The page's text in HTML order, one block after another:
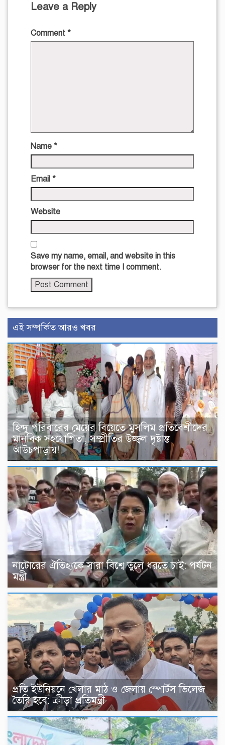
Leave a Reply
Comment *
Name *
Email *
Website
Save my name, email, and website in this
browser for the next time I comment.
এই সম্পর্কিত আরও খবর
হিন্দু পরিবারের মেয়ের বিয়েতে মুসলিম প্রতিবেশীদের
মানবিক সহযোগিতা, সম্প্রীতির উজ্জ্বল দৃষ্টান্ত
আউচপাড়ায়!
নাটোরের ঐতিহ্যকে সারা বিশ্বে তুলে ধরতে চাই: পর্যটন
মন্ত্রী
প্রতি ইউনিয়নে খেলার মাঠ ও জেলায় স্পোর্টস ভিলেজ
তৈরি হবে: ক্রীড়া প্রতিমন্ত্রী